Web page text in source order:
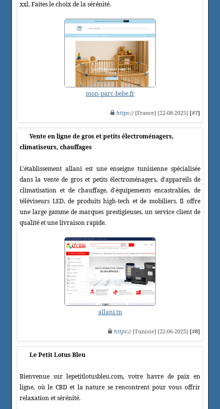
xxl. Faites le choix de la sérénité.
mon-parc-bebe.fr
https:// [France] [22-08-2025] [#7]
Vente en ligne de gros et petits électroménagers,
climatiseurs, chauffages
L'établissement allani est une enseigne tunisienne spécialisée
dans la vente de gros et petits électroménagers, d'appareils de
climatisation et de chauffage, d'équipements encastrables, de
téléviseurs LED, de produits high-tech et de mobiliers. Il offre
une large gamme de marques prestigieuses, un service client de
qualité et une livraison rapide.
allani.tn
https:// [Tunisie] [22-06-2025] [#8]
Le Petit Lotus Bleu
Bienvenue sur lepetitlotusbleu.com, votre havre de paix en
ligne, où le CBD et la nature se rencontrent pour vous offrir
relaxation et sérénité.